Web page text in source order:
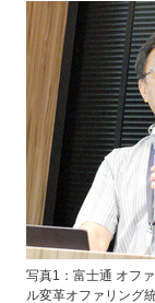
写真1：富士通 オフ
ル変革オファリング